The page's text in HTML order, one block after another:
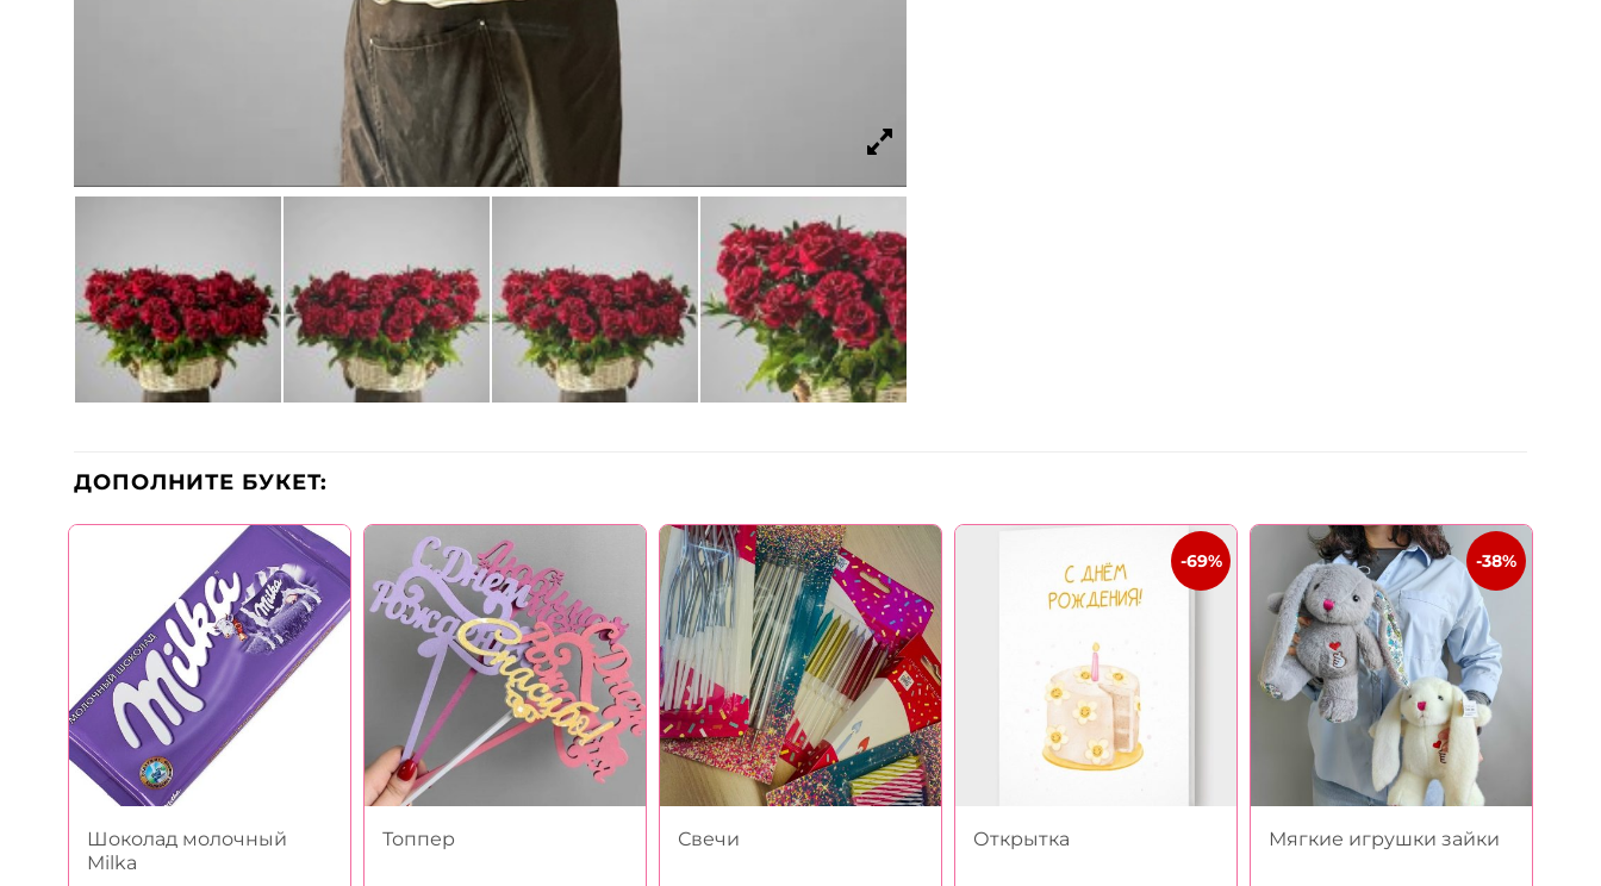
ДОПОЛНИТЕ БУКЕТ:
Шоколад молочный
Milka
Топпер Свечи
-69%
Открытка
-38%
Мягкие игрушки зайки